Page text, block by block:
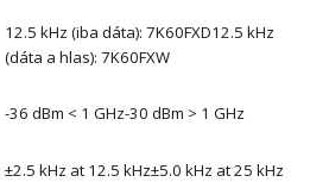
12.5 kHz (iba dáta): 7K60FXD12.5 kHz
(dáta a hlas): 7K60FXW
-36 dBm < 1 GHz-30 dBm > 1 GHz
±2.5 kHz at 12.5 kHz±5.0 kHz at 25 kHz